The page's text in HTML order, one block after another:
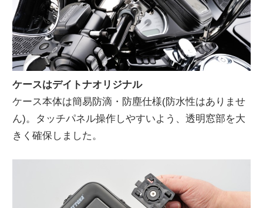
ケースはデイトナオリジナル
ケース本体は簡易防滴・防塵仕様(防水性はありませ
ん)。タッチパネル操作しやすいよう、透明窓部を大
きく確保しました。